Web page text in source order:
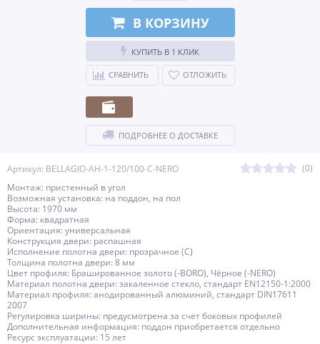
Артикул: BELLAGIO-AH-1-120/100-C-NERO
(0)
Монтаж: пристенный в угол
Возможная установка: на поддон, на пол
Высота: 1970 мм
Форма: квадратная
Ориентация: универсальная
Конструкция двери: распашная
Исполнение полотна двери: прозрачное (C)
Толщина полотна двери: 8 мм
Цвет профиля: Брашированное золото (-BORO), Чёрное (-NERO)
Материал полотна двери: закаленное стекло, стандарт EN12150-1:2000
Материал профиля: анодированный алюминий, стандарт DIN17611
2007
Регулировка ширины: предусмотрена за счет боковых профилей
Дополнительная информация: поддон приобретается отдельно
Ресурс эксплуатации: 15 лет
В КОРЗИНУ
КУПИТЬ В 1 КЛИК
СРАВНИТЬ ОТЛОЖИТЬ
ПОДРОБНЕЕ О ДОСТАВКЕ